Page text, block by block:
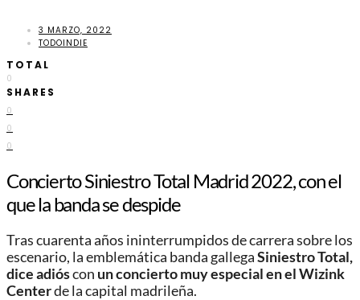
3 MARZO, 2022
TODOINDIE
TOTAL
0
SHARES
0
0
0
Concierto Siniestro Total Madrid 2022, con el
que la banda se despide
Tras cuarenta años ininterrumpidos de carrera sobre los
escenario, la emblemática banda gallegaSiniestro Total,
dice adióscon un concierto muy especial en el Wizink
Centerde la capital madrileña.